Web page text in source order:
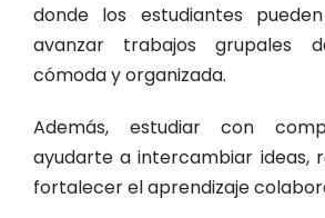
donde los estudiantes
avanzar trabajos grupales
cómoda y organizada.
Además, estudiar con
ayudarte a intercambiar ideas,
fortalecer el aprendizaje